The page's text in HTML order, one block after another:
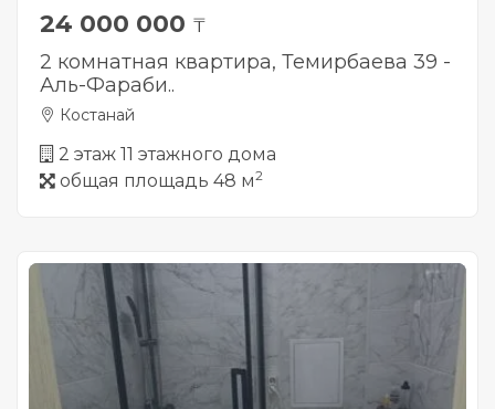
24 000 000 ₸
2 комнатная квартира, Темирбаева 39 -
Аль-Фараби..
Костанай
2 этаж 11 этажного дома
общая площадь 48 м2